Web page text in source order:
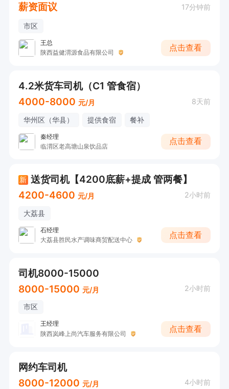
薪资面议
17分钟前
市区
王总
陕西益健渭源食品有限公司
点击查看
4.2米货车司机（C1 管食宿）
4000-8000 元/月 8天前
华州区（华县） 提供食宿 餐补
秦经理
临渭区老高塘山泉饮品店
点击查看
新 送货司机【4200底薪+提成 管两餐】
4200-4600 元/月 2小时前
大荔县
石经理
大荔县胜民水产调味商贸配送中心
点击查看
司机8000-15000
8000-15000 元/月 2小时前
市区
王经理
陕西岚峰上尚汽车服务有限公司
点击查看
网约车司机
8000-12000 元/月 4小时前